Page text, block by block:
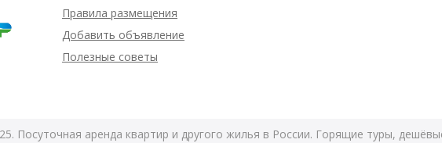
Правила размещения
Добавить объявление
Полезные советы
Посуточная аренда квартир и другого жилья в России. Горящие туры,